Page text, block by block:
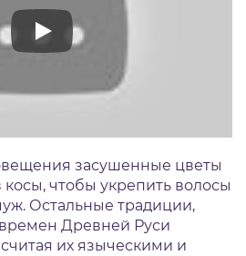
засушенные цветы
косы, чтобы укрепить волосы
Остальные традиции,
Древней Руси
их языческими и